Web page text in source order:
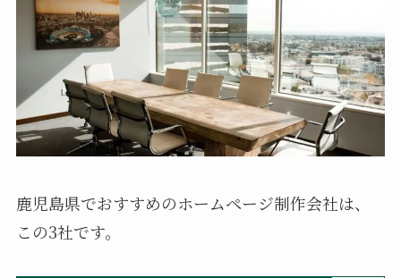
鹿児島県でおすすめのホームページ制作会社は、
この3社です。